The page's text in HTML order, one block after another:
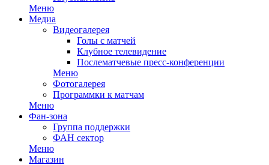
Меню
Медиа
Видеогалерея
Голы с матчей
Клубное телевидение
Послематчевые пресс-конференции
Меню
Фотогалерея
Программки к матчам
Меню
Фан-зона
Группа поддержки
ФАН сектор
Меню
Магазин